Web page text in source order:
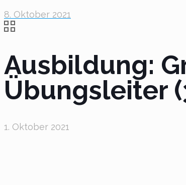
8. Oktober 2021
Ausbildung:
Übungsleiter
1. Oktober 2021